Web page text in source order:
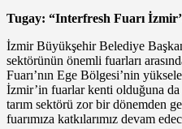
Tugay: “Interfresh Fuarı
İzmir Büyükşehir Belediye
sektörünün önemli fuarları
Fuarı’nın Ege Bölgesi’nin
İzmir’in fuarlar kenti olduğuna da
tarım sektörü zor bir dönemden
fuarımıza katkılarımız devam